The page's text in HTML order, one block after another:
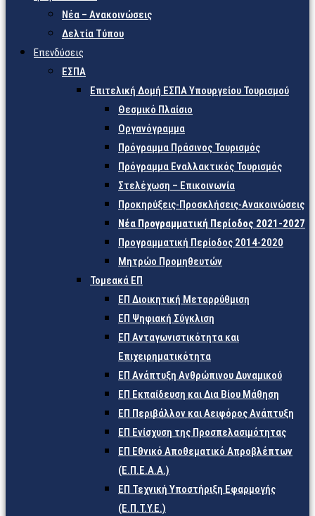
Νέα – Ανακοινώσεις
Δελτία Τύπου
Επενδύσεις
ΕΣΠΑ
Επιτελική Δομή ΕΣΠΑ Υπουργείου Τουρισμού
Θεσμικό Πλαίσιο
Οργανόγραμμα
Πρόγραμμα Πράσινος Τουρισμός
Πρόγραμμα Εναλλακτικός Τουρισμός
Στελέχωση – Επικοινωνία
Προκηρύξεις-Προσκλήσεις-Ανακοινώσεις
Νέα Προγραμματική Περίοδος 2021-2027
Προγραμματική Περίοδος 2014-2020
Μητρώο Προμηθευτών
Τομεακά ΕΠ
ΕΠ Διοικητική Μεταρρύθμιση
ΕΠ Ψηφιακή Σύγκλιση
ΕΠ Ανταγωνιστικότητα και
Επιχειρηματικότητα
ΕΠ Ανάπτυξη Ανθρώπινου Δυναμικού
ΕΠ Εκπαίδευση και Δια Βίου Μάθηση
ΕΠ Περιβάλλον και Αειφόρος Ανάπτυξη
ΕΠ Ενίσχυση της Προσπελασιμότητας
ΕΠ Εθνικό Αποθεματικό Απροβλέπτων
(Ε.Π.Ε.Α.Α.)
ΕΠ Τεχνική Υποστήριξη Εφαρμογής
(Ε.Π.Τ.Υ.Ε.)